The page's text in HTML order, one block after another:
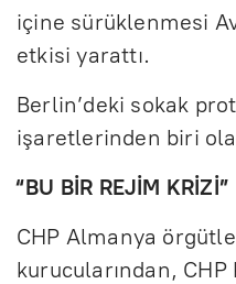
içine sürüklenmesi
etkisi yarattı.
Berlin’deki sokak
işaretlerinden biri
“BU BİR REJİM KRİZİ”
CHP Almanya
kurucularından,